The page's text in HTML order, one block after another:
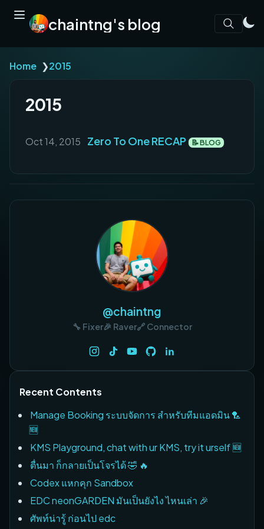
chaintng's blog
Home ❯2015
2015
Oct 14, 2015 Zero To One RECAP 📝 BLOG
@chaintng
🔧 Fixer🎉 Raver🔗 Connector
Recent Contents
Manage Booking ระบบจัดการ สำหรับทีมแอดมิน 🏸
🆕
KMS Playground, chat with ur KMS, try it urself 🆕
ตื่นมา ก็กลายเป็นโจรได้ 🤣 🔥
Codex แหกคุก Sandbox
EDC neonGARDEN มันเป็นยังไง ไหนเล่า 🎉
ศัพท์น่ารู้ ก่อนไป edc